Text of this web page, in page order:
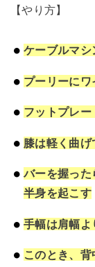
【やり方】
ケーブルマシ
プーリーに
フットプレ
膝は軽く曲げ
バーを握った
半身を起こす
手幅は肩幅よ
このとき、